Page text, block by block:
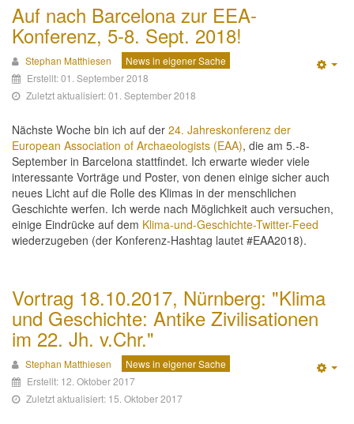
Auf nach Barcelona zur EEA-
Konferenz, 5-8. Sept. 2018!
Stephan Matthiesen
News in eigener Sache
Erstellt: 01. September 2018
Zuletzt aktualisiert: 01. September 2018
Nächste Woche bin ich auf der 24. Jahreskonferenz der
European Association of Archaeologists (EAA), die am 5.-8-
September in Barcelona stattfindet. Ich erwarte wieder viele
interessante Vorträge und Poster, von denen einige sicher auch
neues Licht auf die Rolle des Klimas in der menschlichen
Geschichte werfen. Ich werde nach Möglichkeit auch versuchen,
einige Eindrücke auf dem Klima-und-Geschichte-Twitter-Feed
wiederzugeben (der Konferenz-Hashtag lautet #EAA2018).
Vortrag 18.10.2017, Nürnberg: "Klima
und Geschichte: Antike Zivilisationen
im 22. Jh. v.Chr."
Stephan Matthiesen
News in eigener Sache
Erstellt: 12. Oktober 2017
Zuletzt aktualisiert: 15. Oktober 2017